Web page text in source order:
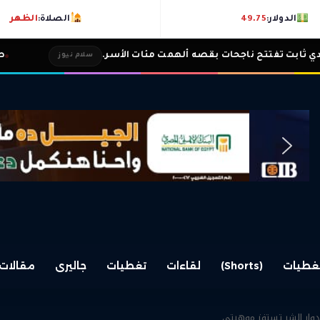
الدولار:49.75 الصلاة:الظهر
ناجحات بقصه ألهمت مئات الأسر. سلام نيوز طارق غازي
(Shorts) لقاءات تغطيات جاليرى مقالات